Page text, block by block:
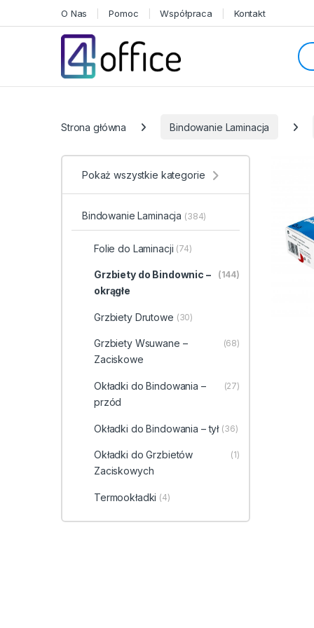
O Nas Pomoc Współpraca Kontakt
Strona główna Bindowanie Laminacja
Pokaż wszystkie kategorie
Bindowanie Laminacja (384)
Folie do Laminacji (74)
Grzbiety do Bindownic –
okrągłe
(144)
Grzbiety Drutowe (30)
Grzbiety Wsuwane –
Zaciskowe
(68)
Okładki do Bindowania –
przód
(27)
Okładki do Bindowania – tył (36)
Okładki do Grzbietów
Zaciskowych
(1)
Termookładki (4)